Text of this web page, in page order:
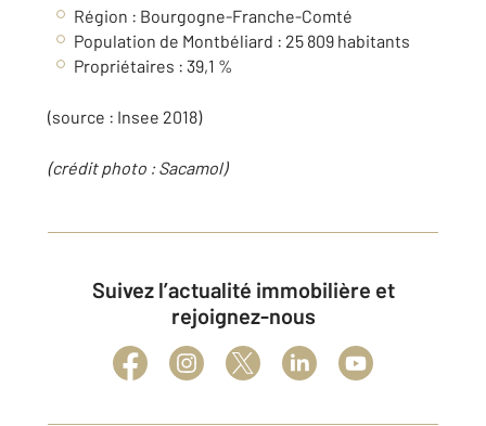
Région : Bourgogne-Franche-Comté
Population de Montbéliard : 25 809 habitants
Propriétaires : 39,1 %
(source : Insee 2018)
(crédit photo :Sacamol)
Suivez l’actualité immobilière et
rejoignez-nous